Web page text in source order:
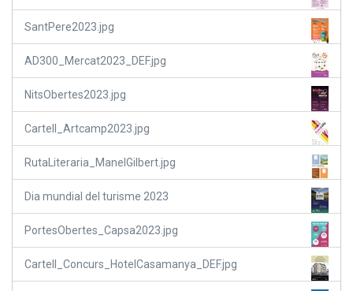
SantPere2023.jpg
AD300_Mercat2023_DEF.jpg
NitsObertes2023.jpg
Cartell_Artcamp2023.jpg
RutaLiteraria_ManelGilbert.jpg
Dia mundial del turisme 2023
PortesObertes_Capsa2023.jpg
Cartell_Concurs_HotelCasamanya_DEF.jpg